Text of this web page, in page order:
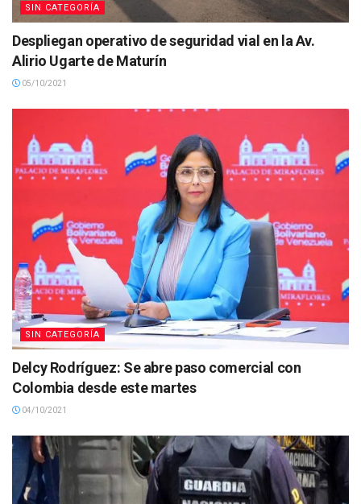
SIN CATEGORÍA
Despliegan operativo de seguridad vial en la Av.
Alirio Ugarte de Maturín
05/10/2021
SIN CATEGORÍA
Delcy Rodríguez: Se abre paso comercial con
Colombia desde este martes
04/10/2021